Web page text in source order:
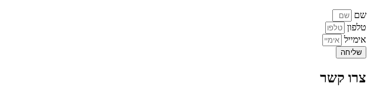
שם
טלפון
אימייל
שליחה
צרו קשר